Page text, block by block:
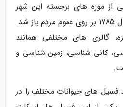
از موزه های برجسته این شهر
است که درهای آن در سال 1785 بر روی عموم مردم باز شد.
گالری های مختلفی همانند
کانی شناسی، زمین شناسی و
فسیل های حیوانات مختلف را در